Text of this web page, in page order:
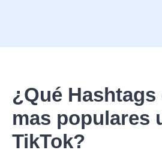
¿Qué Hashtags
mas populares
TikTok?